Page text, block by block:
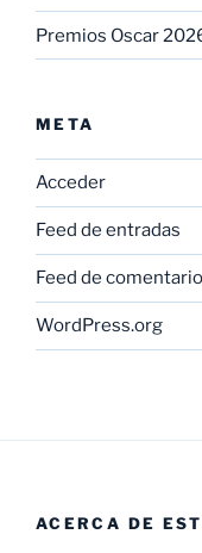
Premios Oscar
META
Acceder
Feed de entradas
Feed de
WordPress.org
ACERCA DE